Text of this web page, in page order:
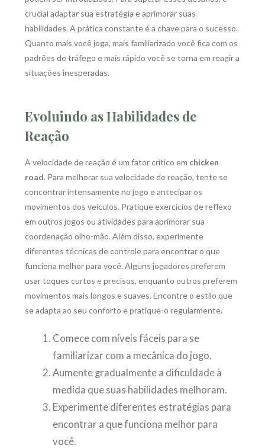
crucial adaptar sua estratégia e aprimorar suas
habilidades. A prática constante é a chave para o sucesso.
Quanto mais você joga, mais familiarizado você fica com os
padrões de tráfego e mais rápido você se torna em reagir a
situações inesperadas.
Evoluindo as Habilidades de
Reação
A velocidade de reação é um fator crítico em chicken
road. Para melhorar sua velocidade de reação, tente se
concentrar intensamente no jogo e antecipar os
movimentos dos veículos. Pratique exercícios de reflexo
em outros jogos ou atividades para aprimorar sua
coordenação olho-mão. Além disso, experimente
diferentes técnicas de controle para encontrar o que
funciona melhor para você. Alguns jogadores preferem
usar toques curtos e precisos, enquanto outros preferem
movimentos mais longos e suaves. Encontre o estilo que
se adapta ao seu conforto e pratique-o regularmente.
Comece com níveis fáceis para se
familiarizar com a mecânica do jogo.
Aumente gradualmente a dificuldade à
medida que suas habilidades melhoram.
Experimente diferentes estratégias para
encontrar a que funciona melhor para
você.